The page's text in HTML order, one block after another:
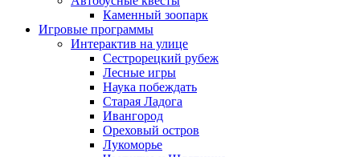
Каменный зоопарк
Игровые программы
Интерактив на улице
Сестрорецкий рубеж
Лесные игры
Наука побеждать
Старая Ладога
Ивангород
Ореховый остров
Лукоморье